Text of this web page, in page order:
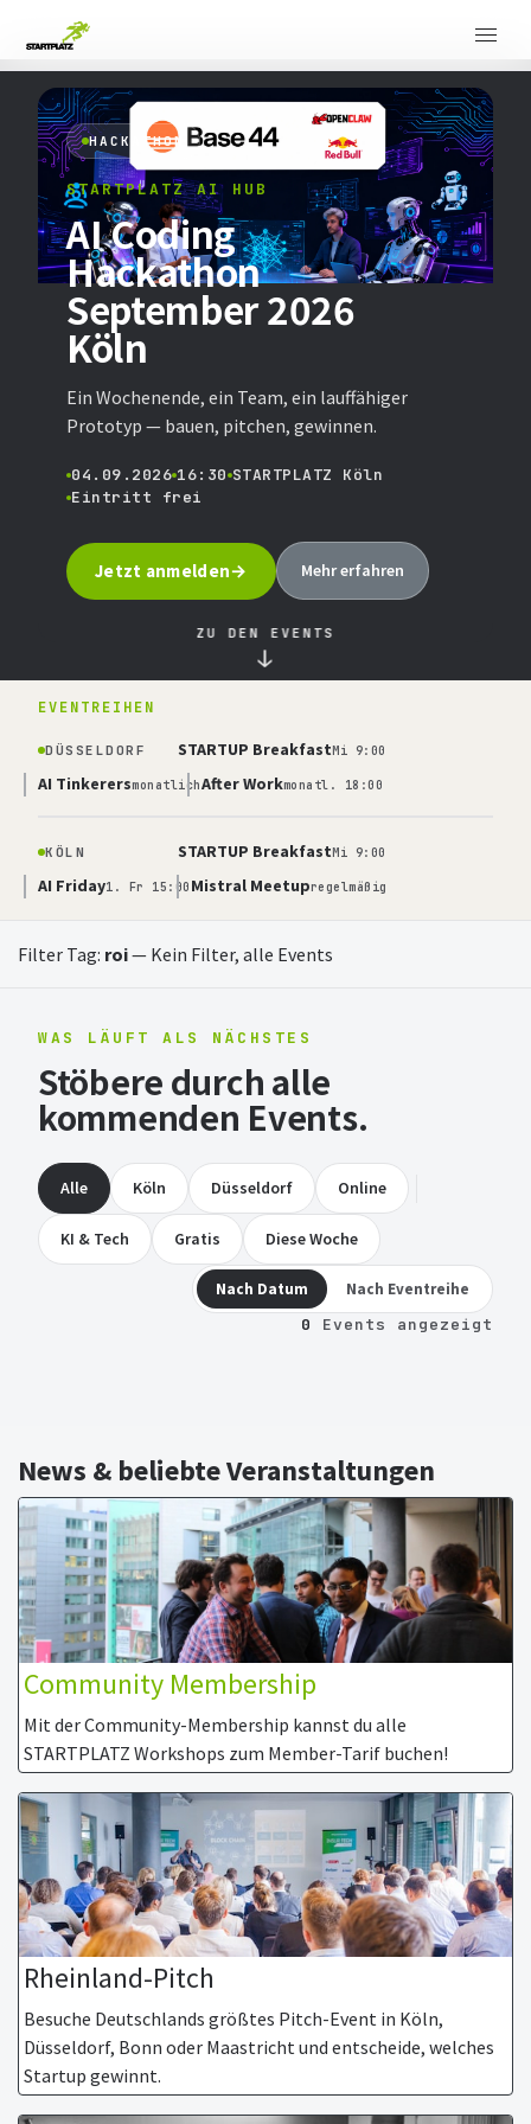
HACKATHON
STARTPLATZ AI HUB
AI Coding
Hackathon
September 2026
Köln
Ein Wochenende, ein Team, ein lauffähiger
Prototyp — bauen, pitchen, gewinnen.
04.09.2026 16:30 STARTPLATZ Köln
Eintritt frei
Jetzt anmelden Mehr erfahren
ZU DEN EVENTS
↓
EVENTREIHEN
DÜSSELDORF STARTUP BreakfastMi 9:00
AI TinkerersmonatlichAfter Workmonatl. 18:00
KÖLN STARTUP BreakfastMi 9:00
AI Friday1. Fr 15:00 Mistral Meetupregelmäßig
Filter Tag: roi— Kein Filter, alle Events
WAS LÄUFT ALS NÄCHSTES
Stöbere durch alle
kommenden Events.
Alle Köln Düsseldorf Online
KI & Tech Gratis Diese Woche
Nach Datum
Nach Eventreihe
0
Events angezeigt
News & beliebte Veranstaltungen
Community Membership
Mit der Community-Membership kannst du alle
STARTPLATZ Workshops zum Member-Tarif buchen!
Rheinland-Pitch
Besuche Deutschlands größtes Pitch-Event in Köln,
Düsseldorf, Bonn oder Maastricht und entscheide, welches
Startup gewinnt.